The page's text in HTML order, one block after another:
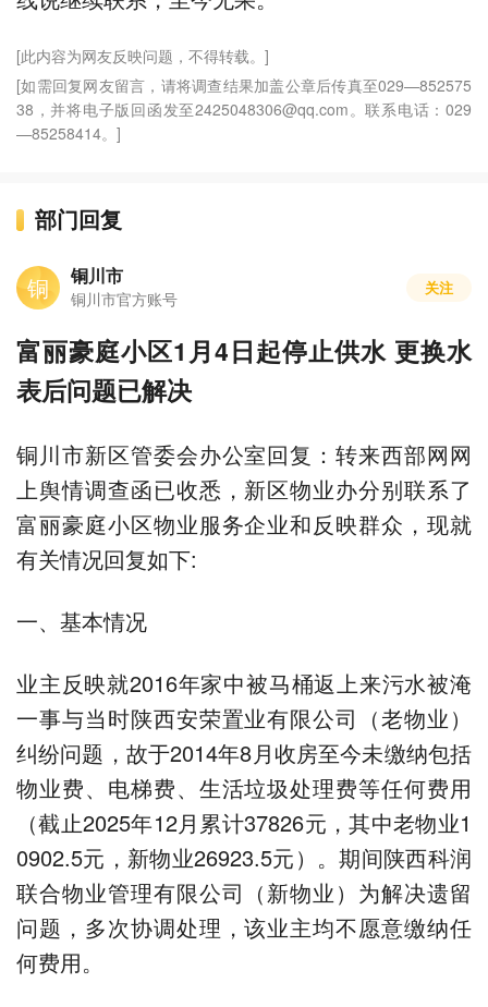
[此内容为网友反映问题，不得转载。]
[如需回复网友留言，请将调查结果加盖公章后传真至029—852575
38，并将电子版回函发至2425048306@qq.com。联系电话：029
—85258414。]
部门回复
铜 铜川市
铜川市官方账号
关注
富丽豪庭小区1月4日起停止供水 更换水
表后问题已解决
铜川市新区管委会办公室回复：转来西部网网
上舆情调查函已收悉，新区物业办分别联系了
富丽豪庭小区物业服务企业和反映群众，现就
有关情况回复如下:
一、基本情况
业主反映就2016年家中被马桶返上来污水被淹
一事与当时陕西安荣置业有限公司（老物业）
纠纷问题，故于2014年8月收房至今未缴纳包括
物业费、电梯费、生活垃圾处理费等任何费用
（截止2025年12月累计37826元，其中老物业1
0902.5元，新物业26923.5元）。期间陕西科润
联合物业管理有限公司（新物业）为解决遗留
问题，多次协调处理，该业主均不愿意缴纳任
何费用。